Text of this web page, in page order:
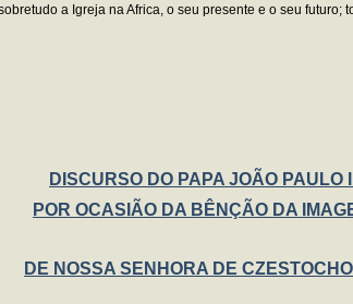
a Igreja na Africa, o seu presente e o seu futuro;
DISCURSO DO PAPA JOÃO PAULO II
POR OCASIÃO DA BÊNÇÃO DA
DE NOSSA SENHORA DE